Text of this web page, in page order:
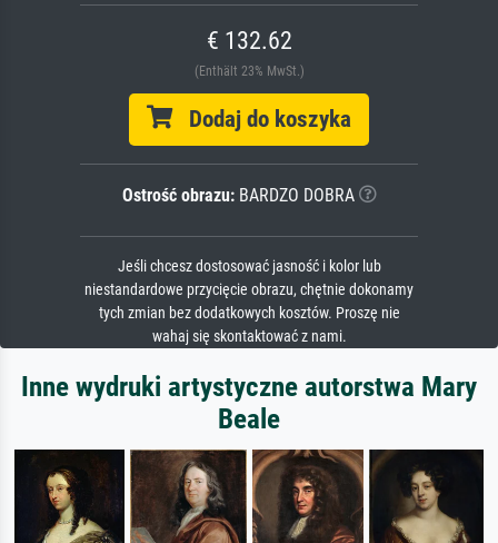
€ 132.62
(Enthält 23% MwSt.)
Dodaj do koszyka
Ostrość obrazu:BARDZO DOBRA
Jeśli chcesz dostosować jasność i kolor lub
niestandardowe przycięcie obrazu, chętnie dokonamy
tych zmian bez dodatkowych kosztów. Proszę nie
wahaj się skontaktować z nami.
Inne wydruki artystyczne autorstwa Mary
Beale